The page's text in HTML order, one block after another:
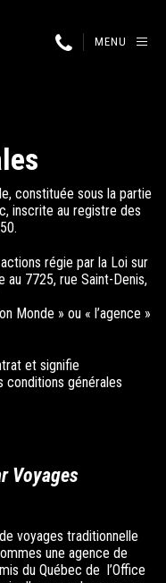
MENU
constituée sous la partie
inscrite au registre des
actions régie par la Loi sur
au 7725, rue Saint-Denis,
Monde » ou « l’agence »
et signifie
générales
Voyages
voyages traditionnelle
une agence de
du Québec de l’Office